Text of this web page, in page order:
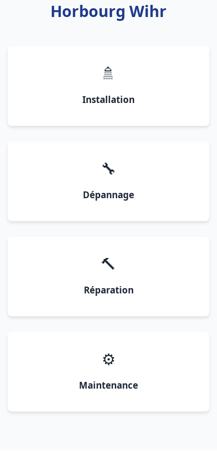
Horbourg Wihr
🚿
Installation
🔧
Dépannage
🔨
Réparation
⚙️
Maintenance